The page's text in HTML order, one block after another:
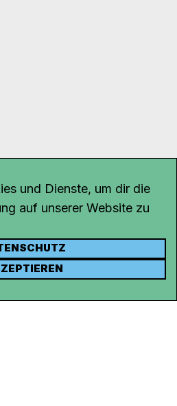
und Dienste, um dir die
auf unserer Website zu